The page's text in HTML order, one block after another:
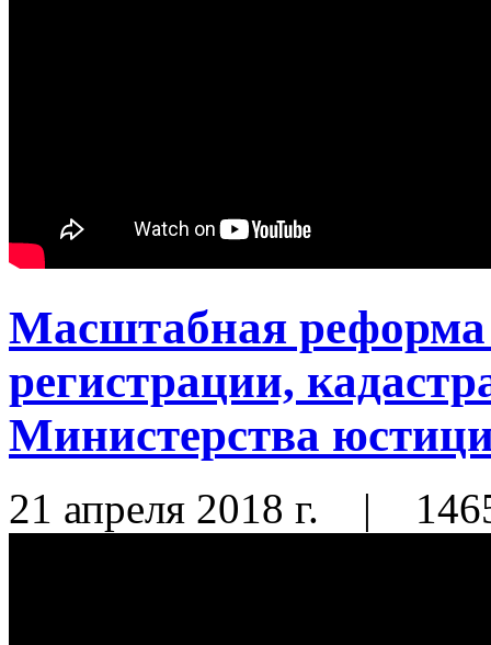
Масштабная реформа
регистрации,
Министерства
21 апреля 2018 г. |